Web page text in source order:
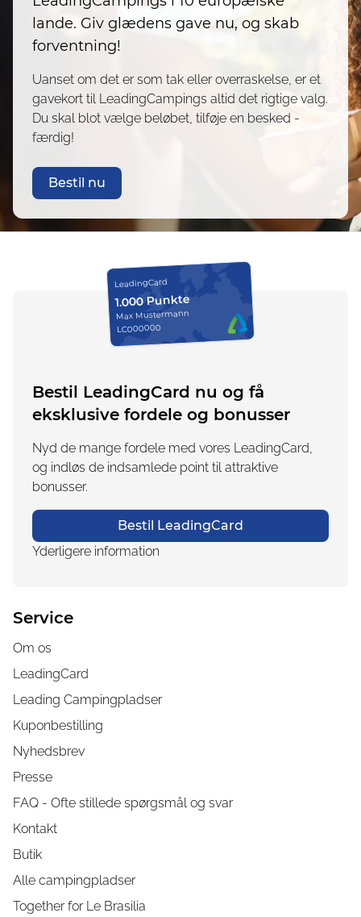
lande. Giv glædens gave nu, og skab
forventning!
Uanset om det er som tak eller overraskelse, er et
gavekort til LeadingCampings altid det rigtige valg.
Du skal blot vælge beløbet, tilføje en besked -
færdig!
Bestil nu
Service
Om os
LeadingCard
Leading Campingpladser
Kuponbestilling
Nyhedsbrev
Presse
FAQ - Ofte stillede spørgsmål og svar
Kontakt
Butik
Alle campingpladser
Together for Le Brasilia
LeadingCard
1.000 Punkte
Max Mustermann
LC000000
Bestil LeadingCard nu og få
eksklusive fordele og bonusser
Nyd de mange fordele med vores LeadingCard,
og indløs de indsamlede point til attraktive
bonusser.
Bestil LeadingCard
Yderligere information